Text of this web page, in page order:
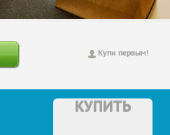
Купи первым!
КУПИТЬ